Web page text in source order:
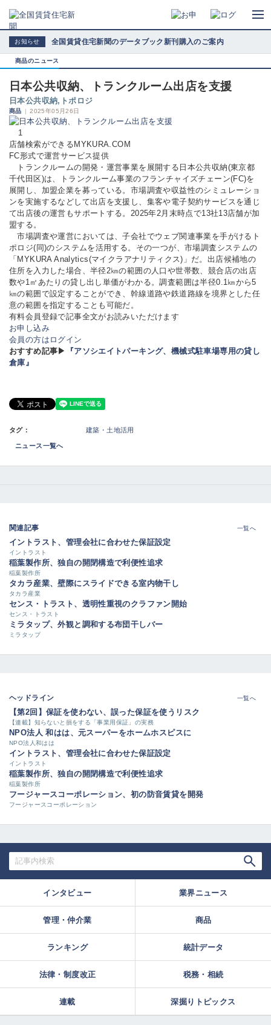
お知らせ 全国賃貸住宅新聞のデータブック新刊購入のご案内
商品のニュース
日本公共収納、トランクルーム出店を支援
日本公共収納,トポロジ
商品 | 2025年05月26日
1
店舗検索ができるMYKURA.COM
FC形式で運営サービス提供
トランクルームの開発・運営事業を展開する日本公共収納(東京都
千代田区)は、トランクルーム事業のフランチャイズチェーン(FC)を
展開し、加盟企業を募っている。市場調査や収益性のシミュレーショ
ンを実施するなどして出店を支援し、集客や電子契約サービスを通じ
て出店後の運営もサポートする。2025年2月末時点で13社13店舗が加
盟する。
市場調査や運営においては、子会社でウェブ関連事業を手がけるト
ポロジ(同)のシステムを活用する。その一つが、市場調査システムの
「MYKURA Analytics(マイクラアナリティクス)」だ。出店候補地の
住所を入力した場合、半径2㎞の範囲の人口や世帯数、競合店の出店
数や1㎡あたりの貸し出し単価がわかる。調査範囲は半径0.1㎞から5
㎞の範囲で設定することができ、幹線道路や鉄道路線を境界とした任
意の範囲を指定することも可能だ。
有料会員登録で記事全文がお読みいただけます
お申し込み
会員の方はログイン
おすすめ記事▶
『アソシエイトパーキング、機械式駐車場専用の貸し
倉庫』
タグ： 建築・土地活用
ニュース一覧へ
関連記事 一覧へ
イントラスト、管理会社に合わせた保証設定
イントラスト
稲葉製作所、独自の開閉構造で利便性追求
稲葉製作所
タカラ産業、壁際にスライドできる室内物干し
タカラ産業
センス・トラスト、透明性重視のクラファン開始
センス・トラスト
ミラタップ、外観と調和する布団干しバー
ミラタップ
ヘッドライン 一覧へ
【第2回】保証を使わない、誤った保証を使うリスク
【連載】知らないと損をする「事業用保証」の実務
NPO法人 和はは、元スーパーをホームホスピスに
NPO法人和はは
イントラスト、管理会社に合わせた保証設定
イントラスト
稲葉製作所、独自の開閉構造で利便性追求
稲葉製作所
フージャースコーポレーション、初の防音賃貸を開発
フージャースコーポレーション
インタビュー 業界ニュース
管理・仲介業 商品
ランキング 統計データ
法律・制度改正 税務・相続
連載 深掘りトピックス